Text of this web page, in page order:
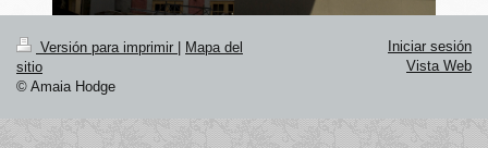
Versión para imprimir
Mapa del
sitio
© Amaia Hodge
Iniciar sesión
Vista Web